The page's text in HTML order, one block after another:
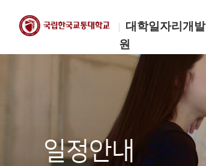
대학일자리개발
원
한국교통대학교
대학일자리개발원
일정안내